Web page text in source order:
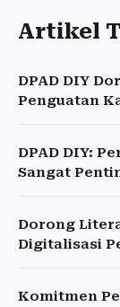
Artikel
DPAD DIY
Penguatan
DPAD DIY:
Sangat
Dorong
Digitalisasi
Komitmen